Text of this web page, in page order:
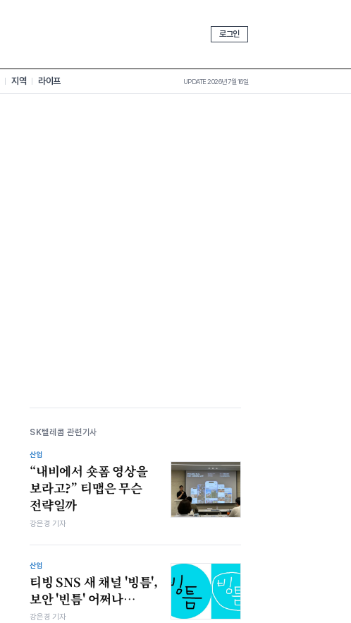
로그인
지역 라이프 UPDATE 2026년 7월 16일
SK텔레콤 관련기사
산업
“내비에서 숏폼 영상을
보라고?” 티맵은 무슨
전략일까
강은경 기자
산업
티빙 SNS 새 채널 '빙틈',
보안 '빈틈' 어쩌나…
강은경 기자